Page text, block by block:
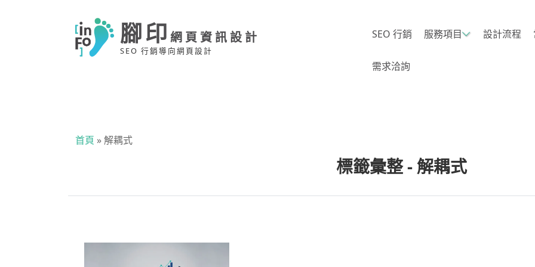
腳印 網頁資訊設計
SEO 行銷導向網頁設計
SEO 行銷 服務項目 設計流程
需求洽詢
首頁 »解耦式
標籤彙整 - 解耦式